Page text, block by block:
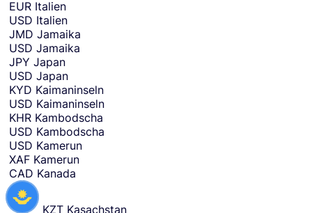
EUR Italien
USD Italien
JMD Jamaika
USD Jamaika
JPY Japan
USD Japan
KYD Kaimaninseln
USD Kaimaninseln
KHR Kambodscha
USD Kambodscha
USD Kamerun
XAF Kamerun
CAD Kanada
KZT Kasachstan